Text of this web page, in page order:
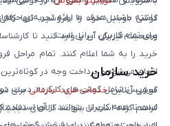
داشته باشند. هدف ما ارائه تجربه‌ای
برای تمام کاربران ایرانی است.
گوشی موبایل خود را بفروشید. تنها
وضعیت فیزیکی آن را وارد کنید تا
خرید را به شما اعلام کنند. تمام
انجام می‌شود و پرداخت وجه در
سرویس شامل گوشی‌های کارکرده، دست
است تا همه کاربران بتوانند از آن
خرید سازمان
گوشی آنلاینخدمات خرید سازمانیبرای
فراهم کرده است تا بتوانند کالاهای